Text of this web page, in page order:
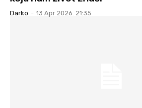
Darko - 13 Apr 2026. 21:35